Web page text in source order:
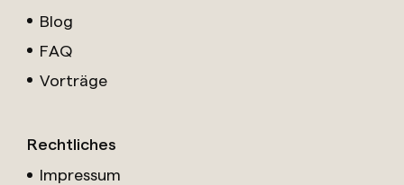
Blog
FAQ
Vorträge
Rechtliches
Impressum